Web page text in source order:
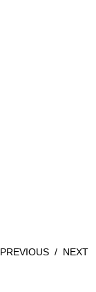
PREVIOUS / NEXT